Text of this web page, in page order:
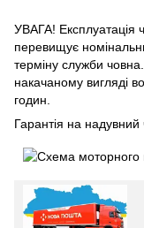
УВАГА! Експлуатація
перевищує
терміну служби
накачаному вигляді
годин.
Гарантія на